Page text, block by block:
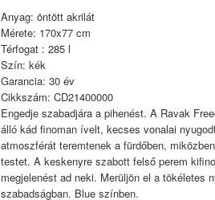
Anyag: öntött akrilát
Mérete: 170x77 cm
Térfogat : 285 l
Szín: kék
Garancia: 30 év
Cikkszám: CD21400000
Engedje szabadjára a pihenést. A Ravak
álló kád finoman ívelt, kecses vonalai
atmoszférát teremtenek a fürdőben,
testet. A keskenyre szabott felső perem
megjelenést ad neki. Merüljön el a tökéletes
szabadságban. Blue színben.